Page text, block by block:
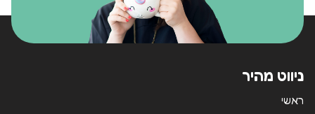
ניווט מהיר
ראשי